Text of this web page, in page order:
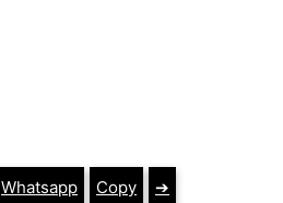
Whatsapp Copy ➔